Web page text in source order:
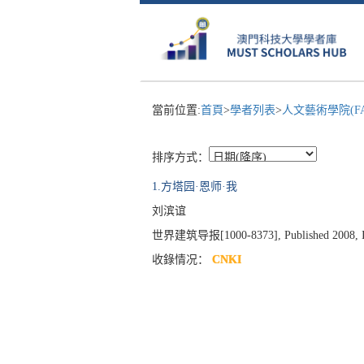
當前位置:首頁>學者列表>人文藝術學院
排序方式：
1.方塔园·恩师·我
刘滨谊
世界建筑导报[1000-8373], Published 2008,
收錄情况： CNKI